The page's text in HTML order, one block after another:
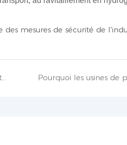
La gouvernance de la pollution environnementale industrielle est urgente.